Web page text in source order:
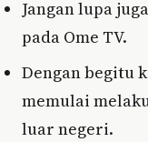
Jangan lupa
pada Ome TV.
Dengan begitu
memulai
luar negeri.